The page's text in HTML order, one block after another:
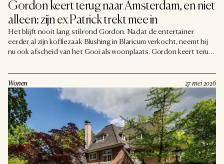
Gordon keert terug naar Amsterdam, en niet
alleen: zijn ex Patrick trekt mee in
Het blijft nooit lang stil rond Gordon. Nadat de entertainer
eerder al zijn koffiezaak Blushing in Blaricum verkocht, neemt hij
nu ook afscheid van het Gooi als woonplaats. Gordon keert terug
doet dat niet alleen: zijn ex-partner Patrick trekt bij hem in.
Wonen 27 mei 2026